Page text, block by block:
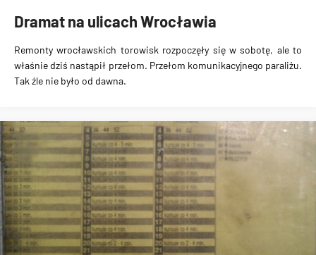
Dramat na ulicach Wrocławia
Remonty wrocławskich torowisk rozpoczęły się w sobotę, ale to
właśnie dziś nastąpił przełom. Przełom komunikacyjnego paraliżu.
Tak źle nie było od dawna.